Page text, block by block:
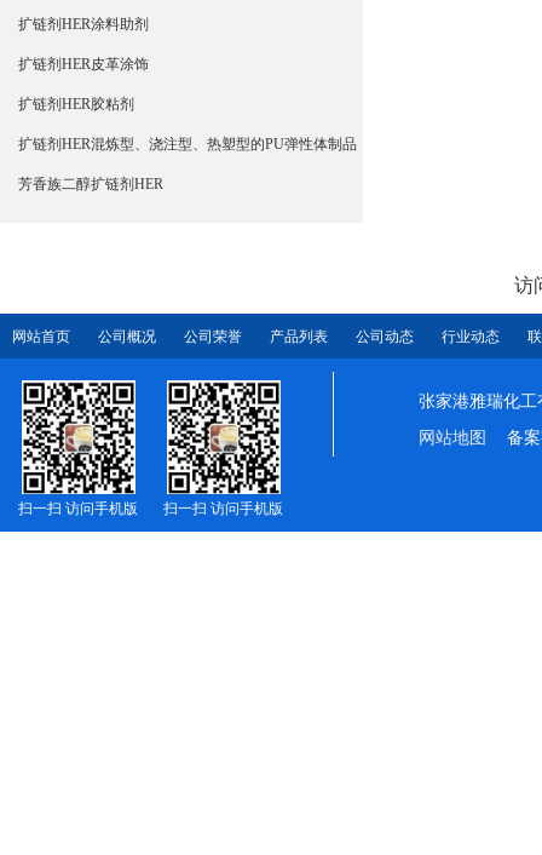
扩链剂HER涂料助剂
扩链剂HER皮革涂饰
扩链剂HER胶粘剂
扩链剂HER混炼型、浇注型、热塑型的PU弹性体制品
芳香族二醇扩链剂HER
访
网站首页 公司概况 公司荣誉 产品列表 公司动态 行业动态
扫一扫 访问手机版 扫一扫 访问手机版
张家港雅瑞化工
网站地图
备